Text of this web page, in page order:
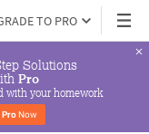
TO PRO
Solutions
Pro
with your homework
Pro Now